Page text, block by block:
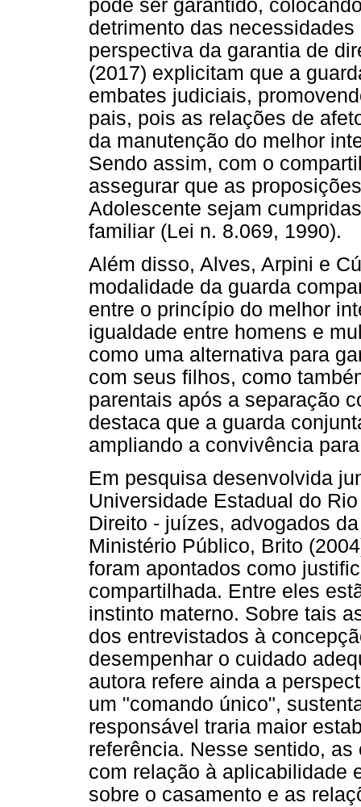
pode ser garantido,
detrimento das
perspectiva da garantia de
(2017) explicitam que a
embates judiciais,
pais, pois as relações de
da manutenção do melhor
Sendo assim, com o
assegurar que as
Adolescente sejam
familiar (Lei n. 8.069, 1990).
Além disso, Alves, Arpini e
modalidade da guarda
entre o princípio do melhor
igualdade entre homens e
como uma alternativa para
com seus filhos, como
parentais após a separação
destaca que a guarda
ampliando a convivência
Em pesquisa desenvolvida
Universidade Estadual do
Direito - juízes, advogados
Ministério Público, Brito
foram apontados como
compartilhada. Entre eles
instinto materno. Sobre tais
dos entrevistados à
desempenhar o cuidado
autora refere ainda a
um "comando único",
responsável traria maior
referência. Nesse sentido,
com relação à aplicabilidade
sobre o casamento e as